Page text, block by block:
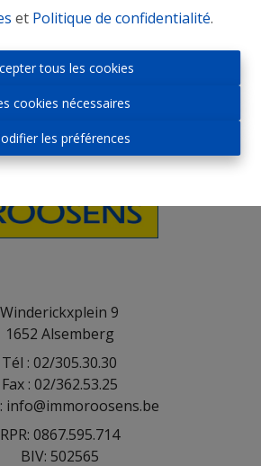
et Politique de confidentialité.
tous les cookies
cookies nécessaires
les préférences
Winderickxplein 9
1652 Alsemberg
Tél : 02/305.30.30
Fax : 02/362.53.25
info@immoroosens.be
RPR: 0867.595.714
BIV: 502565